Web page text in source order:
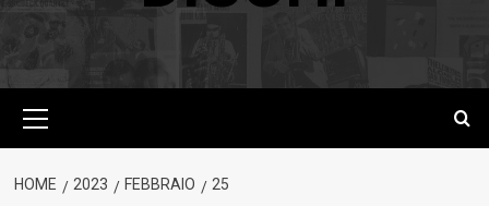
principale
HOME 2023 FEBBRAIO 25